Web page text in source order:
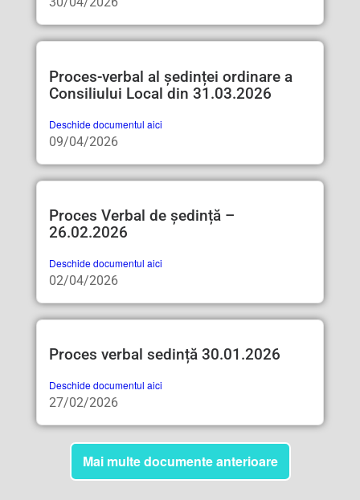
Proces-verbal al ședinței ordinare a
Consiliului Local din 31.03.2026
Deschide documentul aici
09/04/2026
Proces Verbal de ședință –
26.02.2026
Deschide documentul aici
02/04/2026
Proces verbal sedință 30.01.2026
Deschide documentul aici
27/02/2026
Mai multe documente anterioare